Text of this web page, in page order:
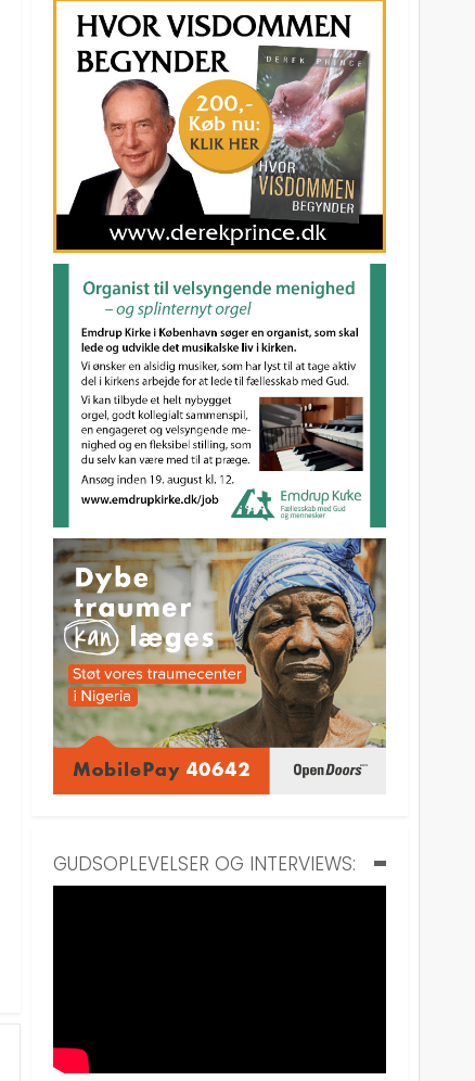
GUDSOPLEVELSER OG INTERVIEWS: